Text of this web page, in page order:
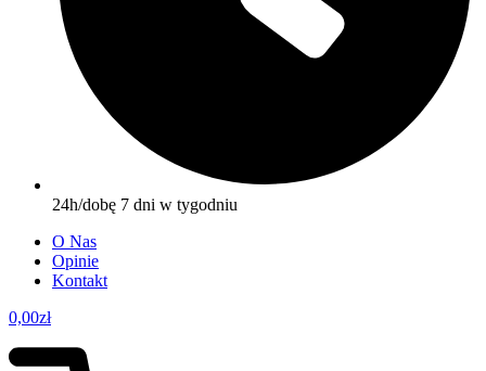
24h/dobę 7 dni w tygodniu
O Nas
Opinie
Kontakt
0,00zł